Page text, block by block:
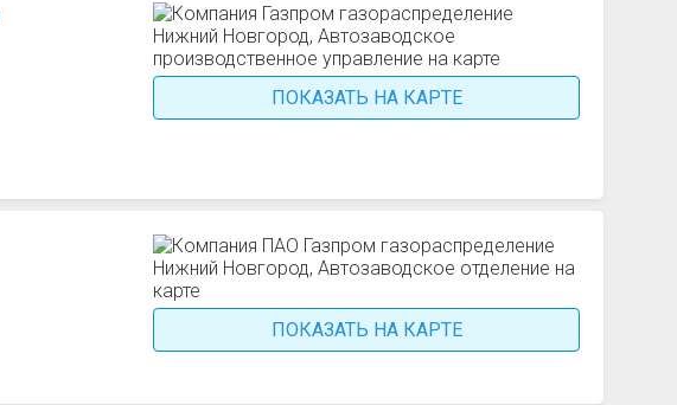
ПОКАЗАТЬ НА КАРТЕ
ПОКАЗАТЬ НА КАРТЕ